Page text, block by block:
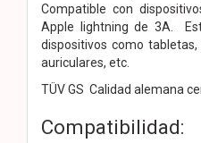
Compatible con
Apple lightning de 3A.
dispositivos como
auriculares, etc.
TÜV GS Calidad alemana
Compatibilidad: